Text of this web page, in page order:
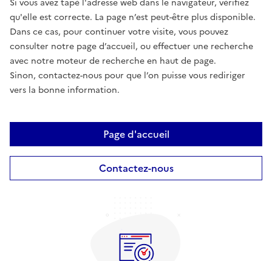
Si vous avez tapé l'adresse web dans le navigateur, vérifiez
qu'elle est correcte. La page n’est peut-être plus disponible.
Dans ce cas, pour continuer votre visite, vous pouvez
consulter notre page d’accueil, ou effectuer une recherche
avec notre moteur de recherche en haut de page.
Sinon, contactez-nous pour que l’on puisse vous rediriger
vers la bonne information.
Page d'accueil
Contactez-nous